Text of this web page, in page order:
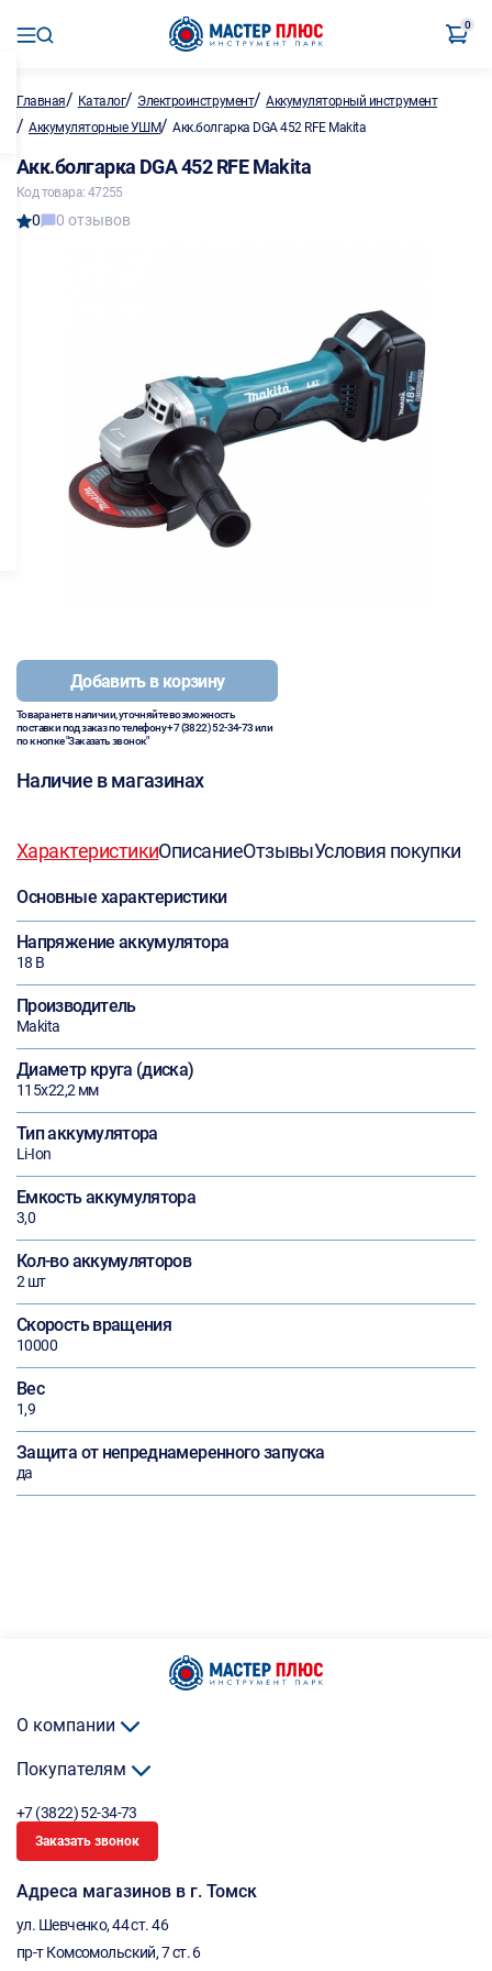
0
Главная/ Каталог/ Электроинструмент/Аккумуляторный инструмент
/ Аккумуляторные УШМ/Акк.болгарка DGA 452 RFE Makita
Акк.болгарка DGA 452 RFE Makita
Код товара: 47255
0 0 отзывов
Добавить в корзину
Товара нет в наличии, уточняйте возможность
поставки под заказ по телефону+7 (3822) 52-34-73или
по кнопке "Заказать звонок"
Наличие в магазинах
ХарактеристикиОписаниеОтзывыУсловия покупки
Основные характеристики
Напряжение аккумулятора
18 В
Производитель
Makita
Диаметр круга (диска)
115х22,2 мм
Тип аккумулятора
Li-Ion
Емкость аккумулятора
3,0
Кол-во аккумуляторов
2 шт
Скорость вращения
10000
Вес
1,9
Защита от непреднамеренного запуска
да
О компании
Покупателям
+7 (3822) 52-34-73
Заказать звонок
Адреса магазинов в г. Томск
ул. Шевченко, 44 ст. 46
пр-т Комсомольский, 7 ст. 6